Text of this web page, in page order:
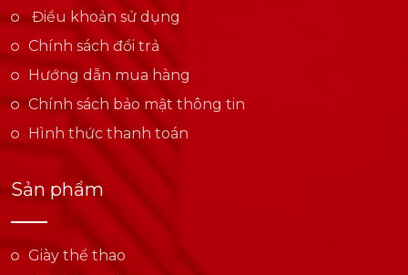
Điều khoản sử dụng
Chính sách đổi trả
Hướng dẫn mua hàng
Chính sách bảo mật thông tin
Hình thức thanh toán
Sản phẩm
Giày thể thao